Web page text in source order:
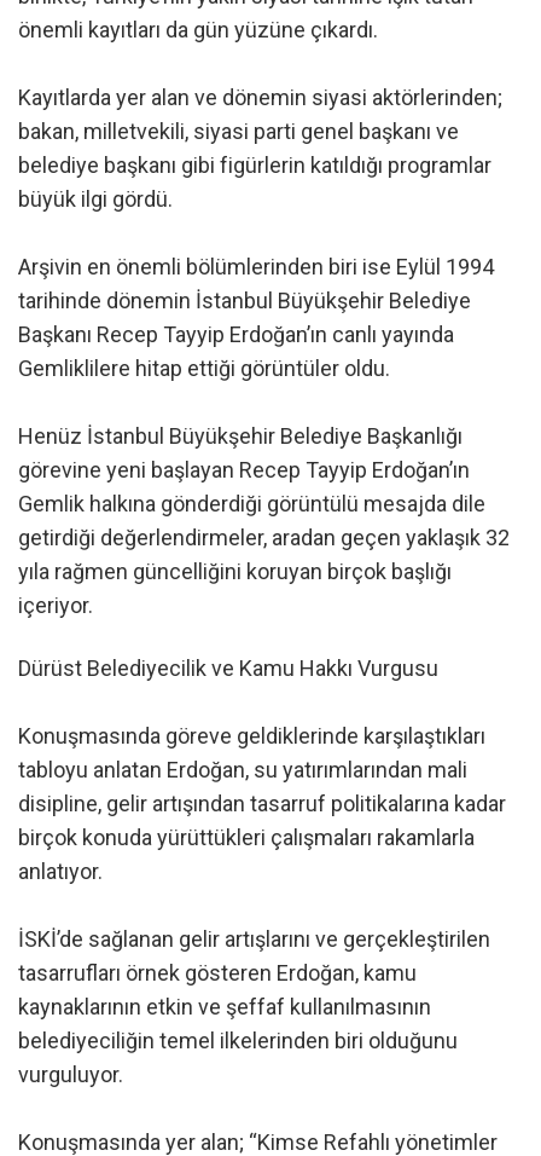
önemli kayıtları da gün yüzüne çıkardı.
Kayıtlarda yer alan ve dönemin siyasi aktörlerinden;
bakan, milletvekili, siyasi parti genel başkanı ve
belediye başkanı gibi figürlerin katıldığı programlar
büyük ilgi gördü.
Arşivin en önemli bölümlerinden biri ise Eylül 1994
tarihinde dönemin İstanbul Büyükşehir Belediye
Başkanı Recep Tayyip Erdoğan’ın canlı yayında
Gemliklilere hitap ettiği görüntüler oldu.
Henüz İstanbul Büyükşehir Belediye Başkanlığı
görevine yeni başlayan Recep Tayyip Erdoğan’ın
Gemlik halkına gönderdiği görüntülü mesajda dile
getirdiği değerlendirmeler, aradan geçen yaklaşık 32
yıla rağmen güncelliğini koruyan birçok başlığı
içeriyor.
Dürüst Belediyecilik ve Kamu Hakkı Vurgusu
Konuşmasında göreve geldiklerinde karşılaştıkları
tabloyu anlatan Erdoğan, su yatırımlarından mali
disipline, gelir artışından tasarruf politikalarına kadar
birçok konuda yürüttükleri çalışmaları rakamlarla
anlatıyor.
İSKİ’de sağlanan gelir artışlarını ve gerçekleştirilen
tasarrufları örnek gösteren Erdoğan, kamu
kaynaklarının etkin ve şeffaf kullanılmasının
belediyeciliğin temel ilkelerinden biri olduğunu
vurguluyor.
Konuşmasında yer alan; “Kimse Refahlı yönetimler